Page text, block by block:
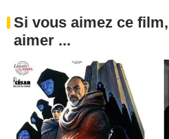
Si vous aimez ce
aimer ...